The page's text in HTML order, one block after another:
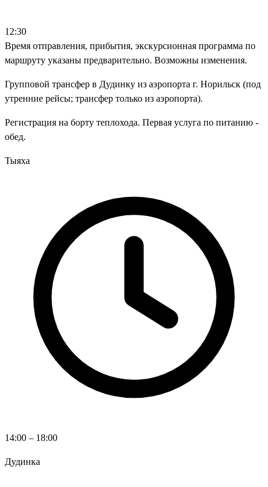
12:30
Время отправления, прибытия, экскурсионная программа по
маршруту указаны предварительно. Возможны изменения.
Групповой трансфер в Дудинку из аэропорта г. Норильск (под
утренние рейсы; трансфер только из аэропорта).
Регистрация на борту теплохода. Первая услуга по питанию -
обед.
Тыяха
14:00 – 18:00
Дудинка